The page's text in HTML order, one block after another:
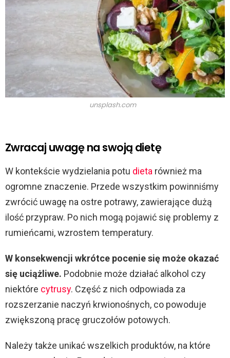
unsplash.com
Zwracaj uwagę na swoją dietę
W kontekście wydzielania potu dieta również ma
ogromne znaczenie. Przede wszystkim powinniśmy
zwrócić uwagę na ostre potrawy, zawierające dużą
ilość przypraw. Po nich mogą pojawić się problemy z
rumieńcami, wzrostem temperatury.
W konsekwencji wkrótce pocenie się może okazać
się uciążliwe. Podobnie może działać alkohol czy
niektóre cytrusy. Część z nich odpowiada za
rozszerzanie naczyń krwionośnych, co powoduje
zwiększoną pracę gruczołów potowych.
Należy także unikać wszelkich produktów, na które